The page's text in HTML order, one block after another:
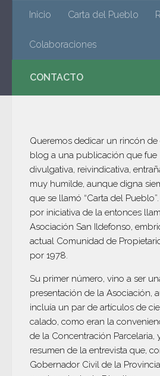
Saltar al contenido
El blog de Valverde
Inicio Carta del Pueblo
Colaboraciones
CONTACTO
Queremos dedicar un rincón de
blog a una publicación que fue
divulgativa, reivindicativa,
muy humilde, aunque digna
que se llamó “Carta del
por iniciativa de la entonces
Asociación San Ildefonso,
actual Comunidad de
por 1978.
Su primer número, vino a ser
presentación de la Asociación,
incluía un par de artículos de
calado, como eran la
de la Concentración Parcelaria,
resumen de la entrevista que,
Gobernador Civil de la